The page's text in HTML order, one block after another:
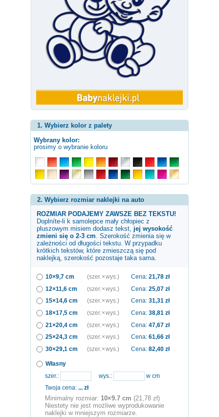
1. Wybierz kolor z palety
Wybrany kolor:
prosimy o wybranie koloru
2. Wybierz rozmiar naklejki na auto
ROZMIAR PODAJEMY ZAWSZE BEZ TEKSTU!
Doplníte-li k samolepce mały chłopiec z
pluszowym misiem dodasz tekst, jej wysokość
zmieni się o 2-3 cm . Szerokość zmienia się w
zależności od długości tekstu. W przypadku
krótkich tekstów, które zmieszczą się pod
naklejką, szerokość pozostaje taka sama.
10×9,7 cm (szer. × wys.) Cena: 21,78 zł
12×11,6 cm
(szer. × wys.) Cena: 25,07 zł
15×14,6 cm
(szer. × wys.) Cena: 31,31 zł
18×17,5 cm
(szer. × wys.) Cena: 38,81 zł
21×20,4 cm
(szer. × wys.) Cena: 47,67 zł
25×24,3 cm
(szer. × wys.) Cena: 61,66 zł
30×29,1 cm
(szer. × wys.) Cena: 82,40 zł
Własny
szer.:
wys.:
w cm
Twoja cena: ... zł
Minimalny rozmiar: 10×9.7 cm (21,78 zł)
Niestety nie jest możliwe wyprodukowanie
naklejki w mniejszym rozmiarze.